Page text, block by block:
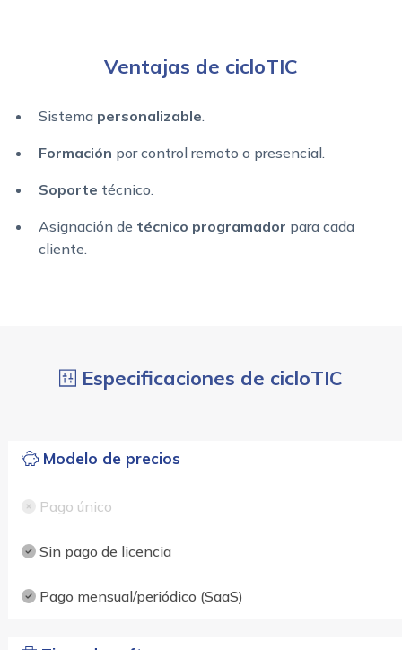
Ventajas de cicloTIC
Sistema personalizable
Formación por control remoto o presencial.
Soporte técnico.
Asignación de técnico programador para cada
cliente.
Especificaciones de cicloTIC
Modelo de precios
Pago único
Sin pago de licencia
Pago mensual/periódico (SaaS)